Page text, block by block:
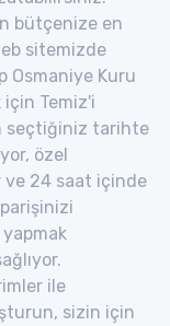
bütçenize en
sitemizde
Osmaniye Kuru
için Temiz'i
seçtiğiniz tarihte
özel
ve 24 saat içinde
ile
sizin için